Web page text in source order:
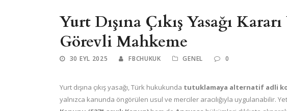
Yurt Dışına Çıkış Yasağı
Görevli Mahkeme
30 EYL 2025 FBCHUKUK GENEL 0
Yurt dışına çıkış yasağı, Türk hukukunda tutuklamaya alternatif adli
yalnızca kanunda öngörülen usul ve merciler aracılığıyla uygulanabilir.